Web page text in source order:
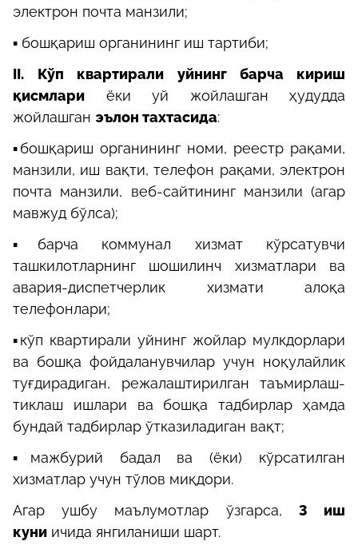
электрон почта манзили;
▪️ бошқариш органининг иш тартиби;
II.
Кўп квартирали уйнинг барча кириш
қисмлари ёки уй жойлашган ҳудудда
жойлашган эълон тахтасида:
▪️бошқариш органининг номи, реестр рақами,
манзили, иш вақти, телефон рақами, электрон
почта манзили, веб-сайтининг манзили (агар
мавжуд бўлса);
▪️барча коммунал хизмат кўрсатувчи
ташкилотларнинг шошилинч хизматлари ва
авария-диспетчерлик хизмати алоқа
телефонлари;
▪️кўп квартирали уйнинг жойлар мулкдорлари
ва бошқа фойдаланувчилар учун ноқулайлик
туғдирадиган, режалаштирилган таъмирлаш-
тиклаш ишлари ва бошқа тадбирлар ҳамда
бундай тадбирлар ўтказиладиган вақт;
▪️мажбурий бадал ва (ёки) кўрсатилган
хизматлар учун тўлов миқдори.
Агар ушбу маълумотлар ўзгарса, 3 иш
куни ичида янгиланиши шарт.